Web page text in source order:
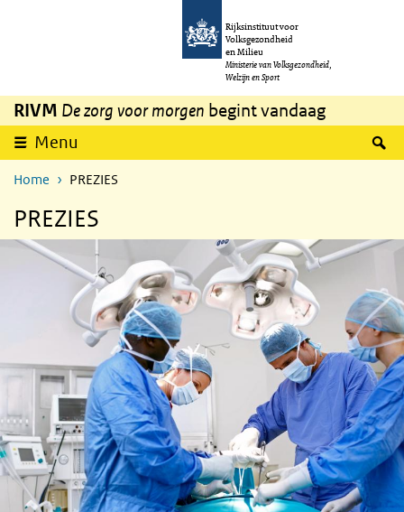
Overslaan en naar de inhoud gaan
Rijksinstituut voor
Volksgezondheid
en Milieu
Ministerie van Volksgezondheid,
Welzijn en Sport
RIVM De zorg voor morgen begint vandaag
Menu
Home PREZIES
PREZIES